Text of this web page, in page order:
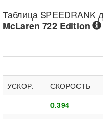
Таблица SPEEDRANK
McLaren 722 Edition
УСКОР.
СКОРОСТЬ
-
0.394